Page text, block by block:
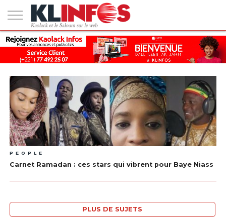
#2
(PAS
DE
TITRE)
KAOLACK
POLITIQUE
ECONOMIE
SOCIÉTÉ
CULTURE
PEOPLE
SPORT
SANTÉ
AFRIQUE
INTERNATIONAL
EMPLOI &
FORMATION
PEOPLE
Carnet Ramadan : ces stars qui vibrent pour Baye Niass
PLUS DE SUJETS